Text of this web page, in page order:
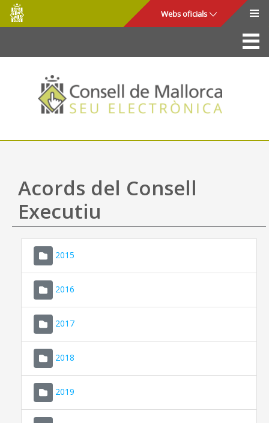
Salta al contingut principal
Consell
de
Mallorca
Webs oficials
La Seu
Consell de Mallorca
Accés i seguretat
Utilitats
Ajuda
Acords del Consell
Executiu
2015
2016
2017
2018
2019